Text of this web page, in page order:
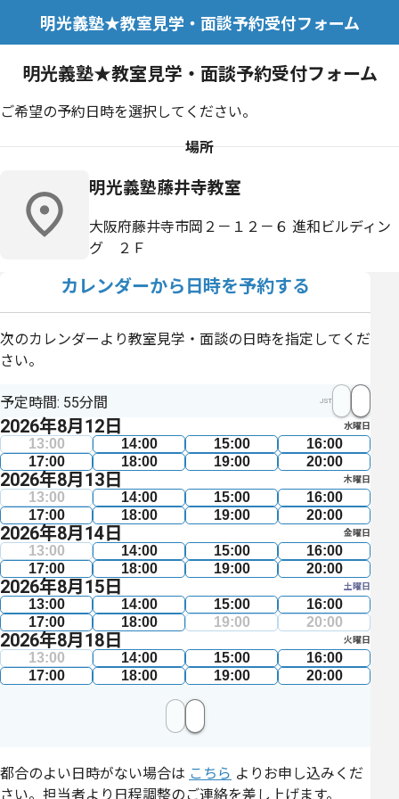
明光義塾★教室見学・面談予約受付フォーム
明光義塾★教室見学・面談予約受付フォーム
ご希望の予約日時を選択してください。
場所
明光義塾藤井寺教室
大阪府藤井寺市岡２－１２－６ 進和ビルディン
グ ２Ｆ
カレンダーから日時を予約する
次のカレンダーより教室見学・面談の日時を指定してくだ
さい。
予定時間: 55分間 JST
2026年8月12日 水曜日
13:00 14:00 15:00
16:00
17:00
18:00 19:00 20:00
2026年8月13日 木曜日
13:00 14:00 15:00
16:00
17:00
18:00 19:00 20:00
2026年8月14日 金曜日
13:00 14:00 15:00
16:00
17:00
18:00 19:00 20:00
2026年8月15日 土曜日
13:00 14:00 15:00
16:00
17:00
18:00 19:00 20:00
2026年8月18日 火曜日
13:00 14:00 15:00
16:00
17:00
18:00 19:00 20:00
都合のよい日時がない場合は こちら よりお申し込みくだ
さい。担当者より日程調整のご連絡を差し上げます。